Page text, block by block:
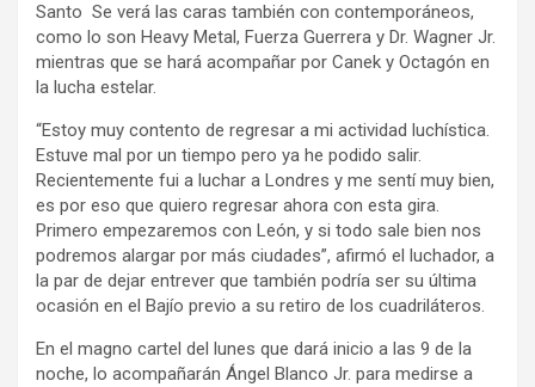
Santo Se verá las caras también con contemporáneos,
como lo son Heavy Metal, Fuerza Guerrera y Dr. Wagner Jr.
mientras que se hará acompañar por Canek y Octagón en
la lucha estelar.
“Estoy muy contento de regresar a mi actividad luchística.
Estuve mal por un tiempo pero ya he podido salir.
Recientemente fui a luchar a Londres y me sentí muy bien,
es por eso que quiero regresar ahora con esta gira.
Primero empezaremos con León, y si todo sale bien nos
podremos alargar por más ciudades”, afirmó el luchador, a
la par de dejar entrever que también podría ser su última
ocasión en el Bajío previo a su retiro de los cuadriláteros.
En el magno cartel del lunes que dará inicio a las 9 de la
noche, lo acompañarán Ángel Blanco Jr. para medirse a